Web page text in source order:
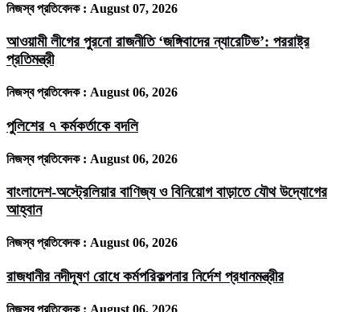
নিজস্ব প্রতিবেদক : August 07, 2026
আওয়ামী লীগের পুরনো রাজনীতি ‘জঙ্গিবাদের ন্যারেটিভ’: পররাষ্ট্র
প্রতিমন্ত্রী
নিজস্ব প্রতিবেদক : August 06, 2026
পুলিশের ৭ কর্মকর্তাকে বদলি
নিজস্ব প্রতিবেদক : August 06, 2026
বাংলাদেশ-অস্ট্রেলিয়ার বাণিজ্য ও বিনিয়োগ বাড়াতে যৌথ উদ্যোগের
আহ্বান
নিজস্ব প্রতিবেদক : August 06, 2026
রাজধানীর নদীদূষণ রোধে কর্মপরিকল্পনার নির্দেশ প্রধানমন্ত্রীর
নিজস্ব প্রতিবেদক : August 06, 2026